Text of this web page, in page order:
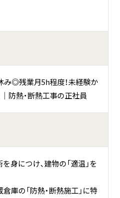
。
でバックアップいたします。
ォーム）の貼り付け
テナンス
み◎残業月5h程度！未経験か
防熱・断熱工事の正社員
身につけ、建物の「適温」を
庫の「防熱・断熱施工」に特